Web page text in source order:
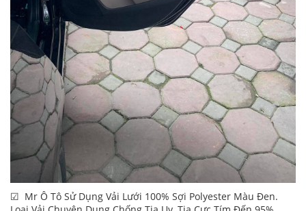
☑ Mr Ô Tô Sử Dụng Vải Lưới 100% Sợi Polyester Màu Đen.